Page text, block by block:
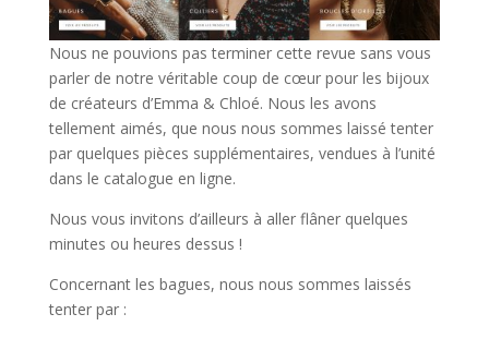
Nous ne pouvions pas terminer cette revue sans vous
parler de notre véritable coup de cœur pour les bijoux
de créateurs d’Emma & Chloé. Nous les avons
tellement aimés, que nous nous sommes laissé tenter
par quelques pièces supplémentaires, vendues à l’unité
dans le catalogue en ligne.
Nous vous invitons d’ailleurs à aller flâner quelques
minutes ou heures dessus !
Concernant les bagues, nous nous sommes laissés
tenter par :